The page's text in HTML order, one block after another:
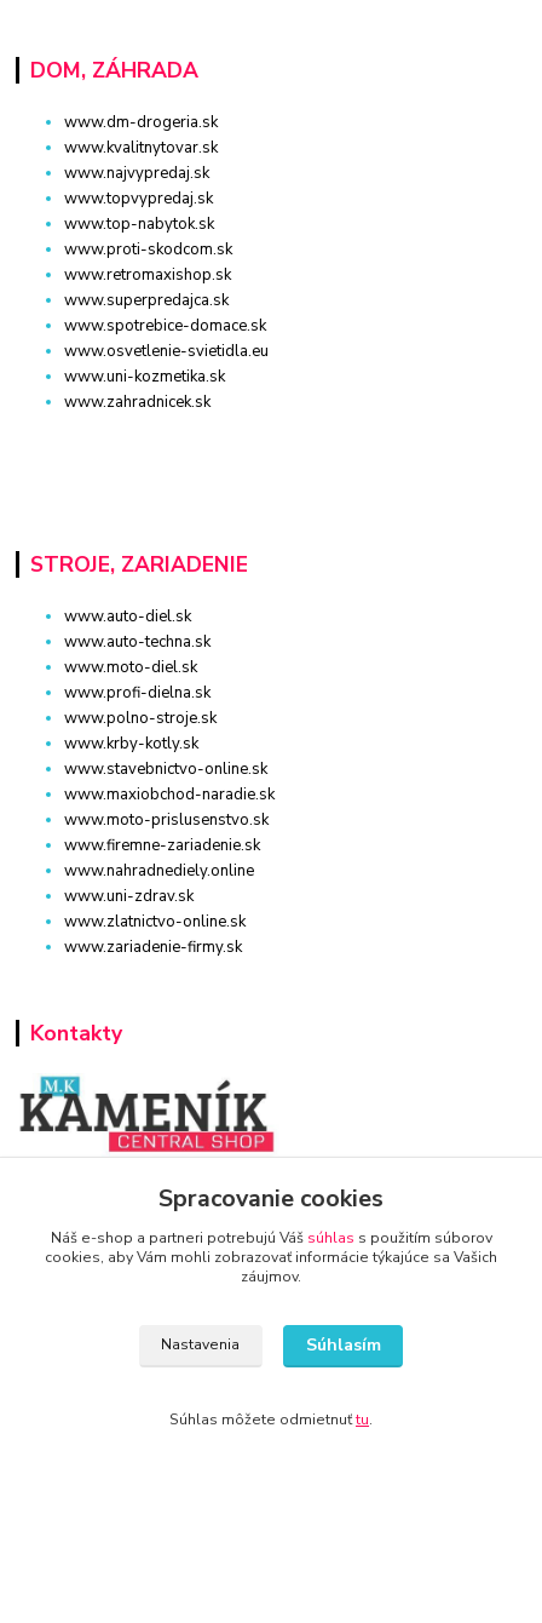
DOM, ZÁHRADA
www.dm-drogeria.sk
www.kvalitnytovar.sk
www.najvypredaj.sk
www.topvypredaj.sk
www.top-nabytok.sk
www.proti-skodcom.sk
www.retromaxishop.sk
www.superpredajca.sk
www.spotrebice-domace.sk
www.osvetlenie-svietidla.eu
www.uni-kozmetika.sk
www.zahradnicek.sk
STROJE, ZARIADENIE
www.auto-diel.sk
www.auto-techna.sk
www.moto-diel.sk
www.profi-dielna.sk
www.polno-stroje.sk
www.krby-kotly.sk
www.stavebnictvo-online.sk
www.maxiobchod-naradie.sk
www.moto-prislusenstvo.sk
www.firemne-zariadenie.sk
www.nahradnediely.online
www.uni-zdrav.sk
www.zlatnictvo-online.sk
www.zariadenie-firmy.sk
Kontakty
www.zariadenie-firmy.sk
+421 940 949 000
Spracovanie cookies
Náš e-shop a partneri potrebujú Váš súhlas s použitím súborov
cookies, aby Vám mohli zobrazovať informácie týkajúce sa Vašich
záujmov.
Nastavenia Súhlasím
Súhlas môžete odmietnuťtu.